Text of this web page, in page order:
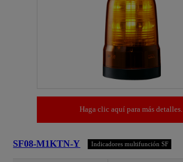
Haga clic aquí para más detalles.
SF08-M1KTN-Y Indicadores multifunción SF